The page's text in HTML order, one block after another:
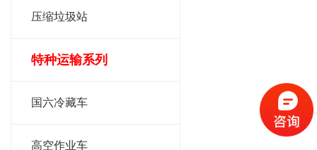
压缩垃圾站
特种运输系列
国六冷藏车
高空作业车